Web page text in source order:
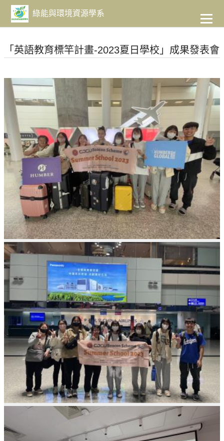
主
要
容
綠能與環境資源學系
「英語教育標竿計畫-2023夏日學校」成果發表會